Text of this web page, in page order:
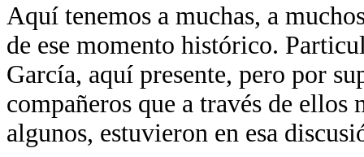
Aquí tenemos a muchas, a
de ese momento histórico.
García, aquí presente, pero por
compañeros que a través de ellos
algunos, estuvieron en esa